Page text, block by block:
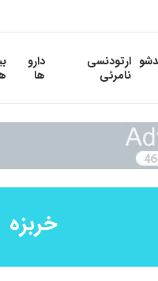
ارتودنسی
نامرئی
دارو
ها
خربزه